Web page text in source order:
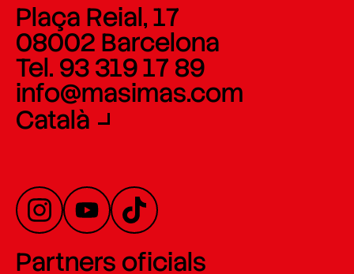
Plaça Reial, 17
08002 Barcelona
Tel. 93 319 17 89
info@masimas.com
Català
Partners oficials